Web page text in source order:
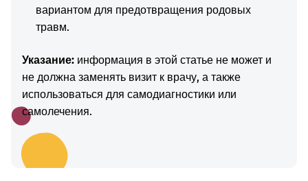
вариантом для предотвращения родовых
травм.
Указание: информация в этой статье не может и
не должна заменять визит к врачу, а также
использоваться для самодиагностики или
самолечения.